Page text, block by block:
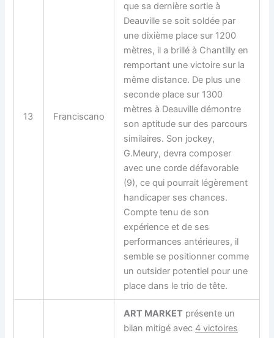
13 Franciscano
que sa dernière sortie à
Deauville se soit soldée par
une dixième place sur 1200
mètres, il a brillé à Chantilly en
remportant une victoire sur la
même distance. De plus une
seconde place sur 1300
mètres à Deauville démontre
son aptitude sur des parcours
similaires. Son jockey,
G.Meury, devra composer
avec une corde défavorable
(9), ce qui pourrait légèrement
handicaper ses chances.
Compte tenu de son
expérience et de ses
performances antérieures, il
semble se positionner comme
un outsider potentiel pour une
place dans le trio de tête.
ART MARKET présente un
bilan mitigé avec 4 victoires